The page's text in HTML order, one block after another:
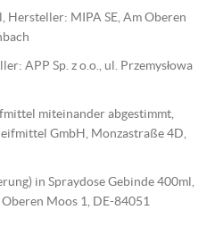
Hersteller: MIPA SE, Am Oberen
APP Sp. z o.o., ul. Przemysłowa
miteinander abgestimmt,
GmbH, Monzastraße 4D,
in Spraydose Gebinde 400ml,
Moos 1, DE-84051